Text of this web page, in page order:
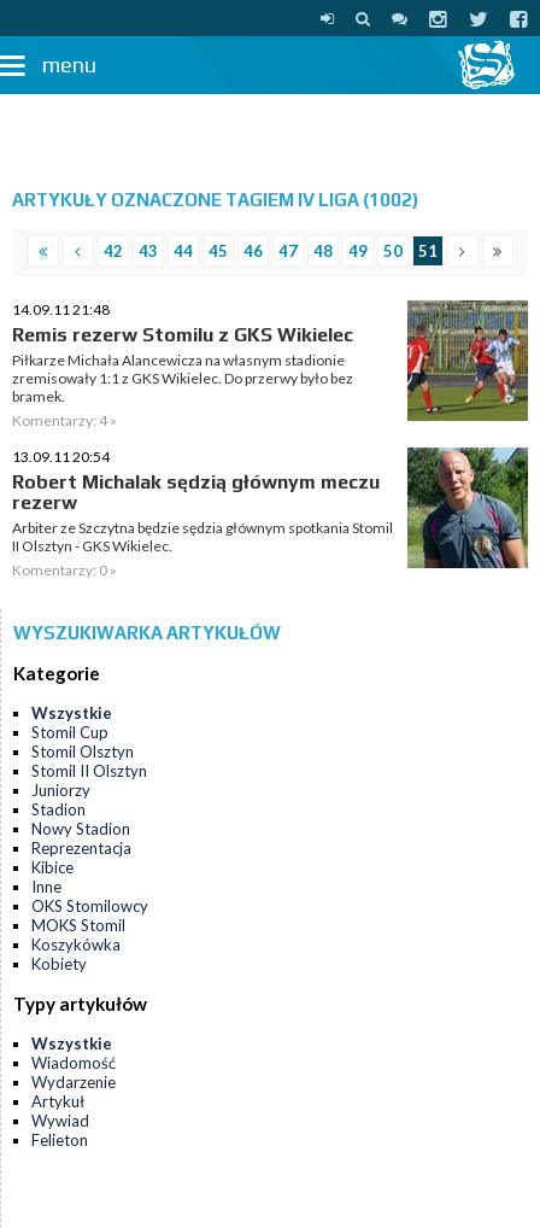
menu
ARTYKUŁY OZNACZONE TAGIEM IV LIGA (1002)
42 43 44 45 46 47 48 49 50 51
14.09.11 21:48
Remis rezerw Stomilu z GKS Wikielec
Piłkarze Michała Alancewicza na własnym stadionie
zremisowały 1:1 z GKS Wikielec. Do przerwy było bez
bramek.
Komentarzy: 4 »
13.09.11 20:54
Robert Michalak sędzią głównym meczu
rezerw
Arbiter ze Szczytna będzie sędzia głównym spotkania Stomil
II Olsztyn - GKS Wikielec.
Komentarzy: 0 »
WYSZUKIWARKA ARTYKUŁÓW
Kategorie
Wszystkie
Stomil Cup
Stomil Olsztyn
Stomil II Olsztyn
Juniorzy
Stadion
Nowy Stadion
Reprezentacja
Kibice
Inne
OKS Stomilowcy
MOKS Stomil
Koszykówka
Kobiety
Typy artykułów
Wszystkie
Wiadomość
Wydarzenie
Artykuł
Wywiad
Felieton